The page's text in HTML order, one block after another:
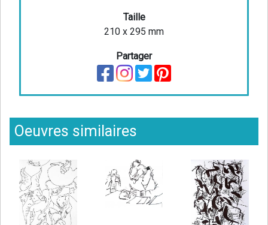
Taille
210 x 295 mm
Partager
Oeuvres similaires